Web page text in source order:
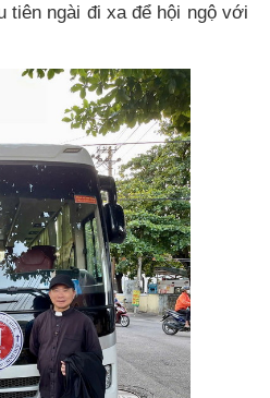
tiên ngài đi xa để hội ngộ với